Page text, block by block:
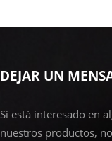
DEJAR UN
Si está interesado en
nuestros productos,